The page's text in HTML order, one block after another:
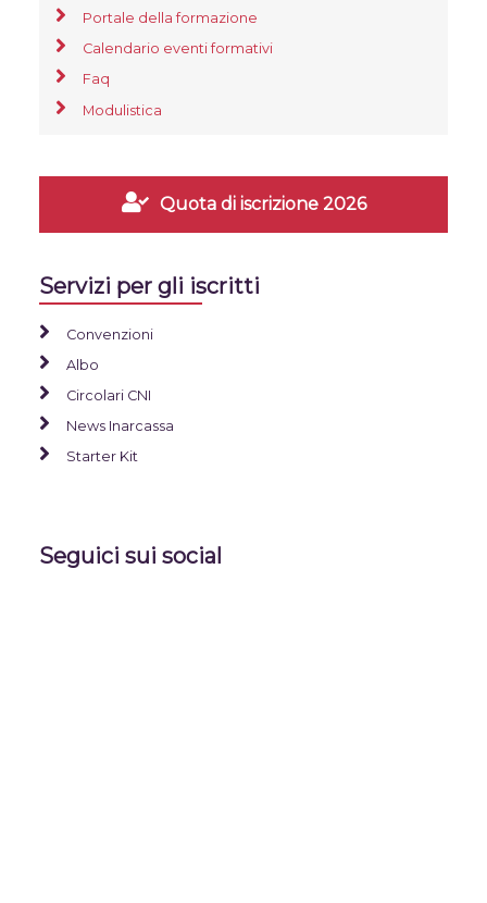
Portale della formazione
Calendario eventi formativi
Faq
Modulistica
Quota di iscrizione 2026
Servizi per gli iscritti
Convenzioni
Albo
Circolari CNI
News Inarcassa
Starter Kit
Seguici sui social